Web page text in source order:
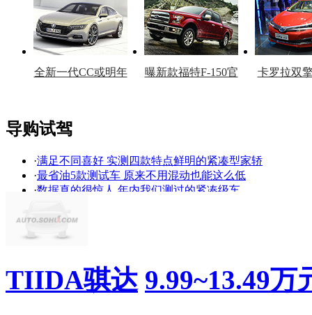
全新一代CC或明年
曝新款福特F-150官
卡罗拉双
看赛车宝贝争奇斗
艳
车模美腿爆乳无惧
走光
导购试驾
·满足不同喜好 实测四款特点鲜明的紧凑型家轿
·最省油5款测试车 原来不用混动也能这么低
·数据真的很惊人 年内我们测过的紧凑级车
·真测试真数据 五款最省油车型竟然是它们
·居家男换上运动装 日产骐达深度评测
国产车该咋办?合资车最低5.98万！买了无压力
新生代TIIDA 动感上市 全国售价9.99万元起
·谁才是两厢之王 新TIIDA单挑高尔夫&福克斯
TIIDA骐达 9.99~13.49万